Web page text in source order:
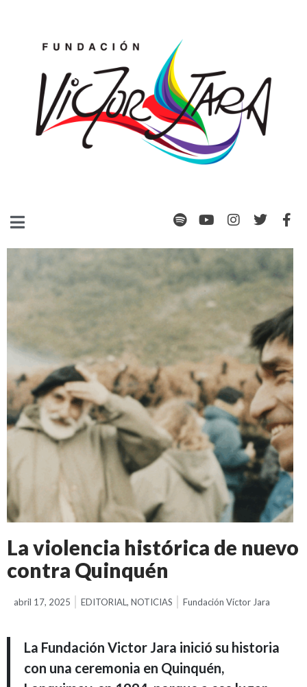
La violencia histórica de nuevo
contra Quinquén
abril 17, 2025 EDITORIAL , NOTICIAS Fundación Víctor Jara
La Fundación Victor Jara inició su historia
con una ceremonia en Quinquén,